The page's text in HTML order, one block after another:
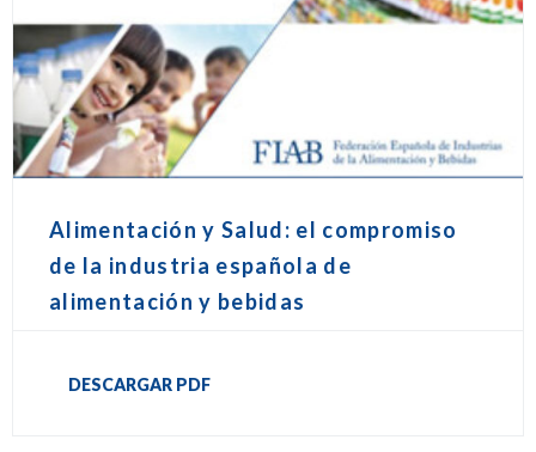
Alimentación y Salud: el compromiso
de la industria española de
alimentación y bebidas
DESCARGAR PDF